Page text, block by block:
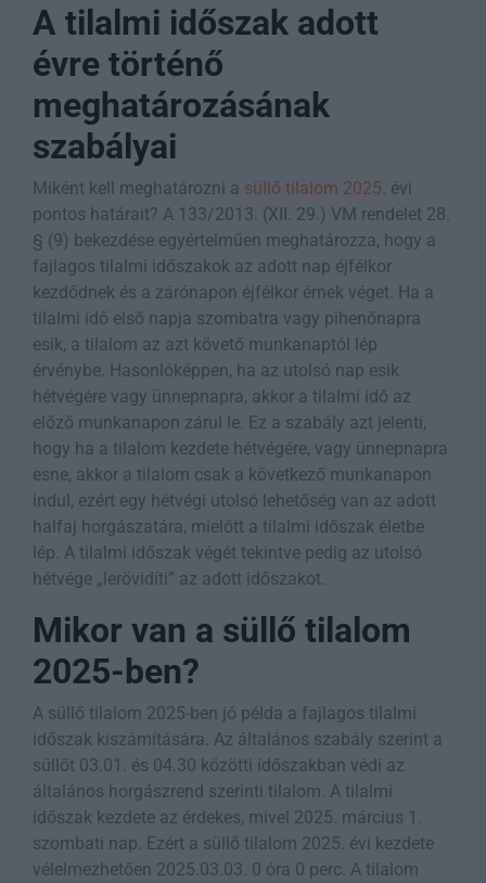
A tilalmi időszak adott
évre történő
meghatározásának
szabályai
Miként kell meghatározni a süllő tilalom 2025 . évi
pontos határait? A 133/2013. (XII. 29.) VM rendelet 28.
§ (9) bekezdése egyértelműen meghatározza, hogy a
fajlagos tilalmi időszakok az adott nap éjfélkor
kezdődnek és a zárónapon éjfélkor érnek véget. Ha a
tilalmi idő első napja szombatra vagy pihenőnapra
esik, a tilalom az azt követő munkanaptól lép
érvénybe. Hasonlóképpen, ha az utolsó nap esik
hétvégére vagy ünnepnapra, akkor a tilalmi idő az
előző munkanapon zárul le. Ez a szabály azt jelenti,
hogy ha a tilalom kezdete hétvégére, vagy ünnepnapra
esne, akkor a tilalom csak a következő munkanapon
indul, ezért egy hétvégi utolsó lehetőség van az adott
halfaj horgászatára, mielőtt a tilalmi időszak életbe
lép. A tilalmi időszak végét tekintve pedig az utolsó
hétvége „lerövidíti” az adott időszakot.
Mikor van a süllő tilalom
2025-ben?
A süllő tilalom 2025-ben jó példa a fajlagos tilalmi
időszak kiszámítására. Az általános szabály szerint a
süllőt 03.01. és 04.30 közötti időszakban védi az
általános horgászrend szerinti tilalom. A tilalmi
időszak kezdete az érdekes, mivel 2025. március 1.
szombati nap. Ezért a süllő tilalom 2025. évi kezdete
vélelmezhetően 2025.03.03. 0 óra 0 perc. A tilalom